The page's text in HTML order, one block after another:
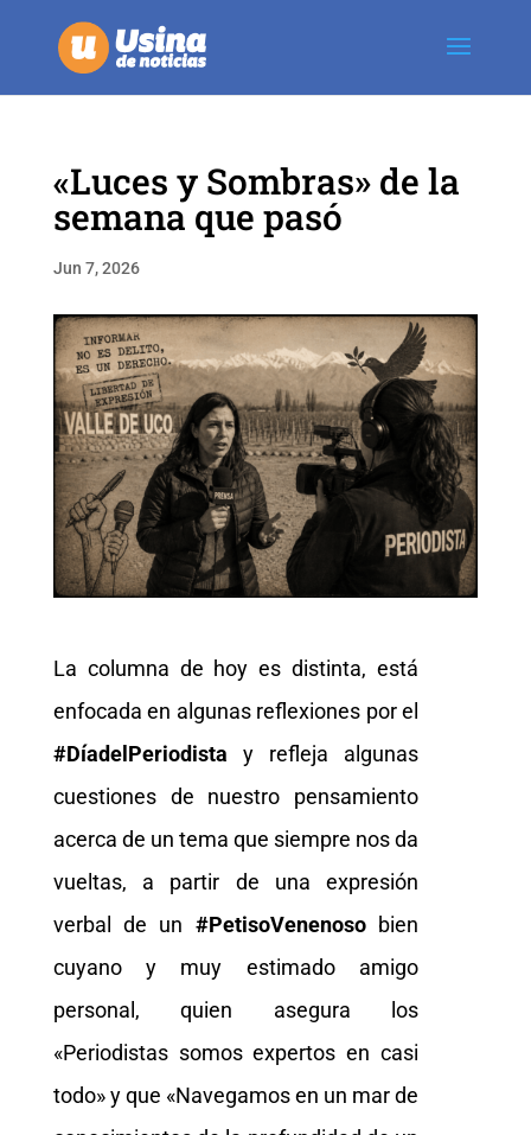
«Luces y Sombras» de la
semana que pasó
Jun 7, 2026
La columna de hoy es distinta, está
enfocada en algunas reflexiones por el
#DíadelPeriodista y refleja algunas
cuestiones de nuestro pensamiento
acerca de un tema que siempre nos da
vueltas, a partir de una expresión
verbal de un #PetisoVenenosobien
cuyano y muy estimado amigo
personal, quien asegura los
«Periodistas somos expertos en casi
todo» y que «Navegamos en un mar de